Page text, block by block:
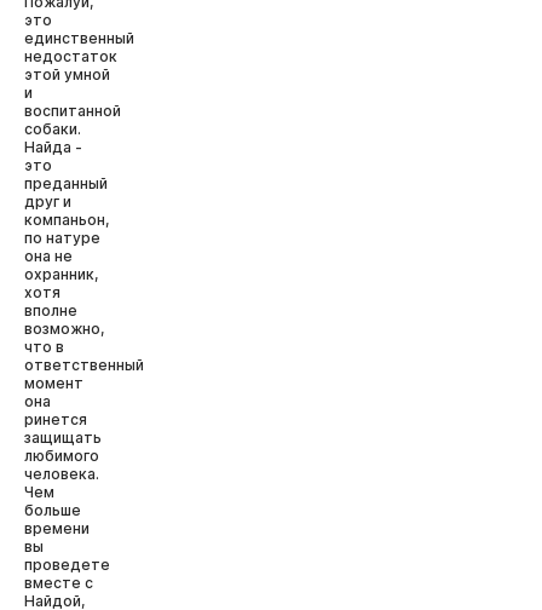
это
единственный
недостаток
этой умной
и
воспитанной
собаки.
Найда -
это
преданный
друг и
компаньон,
по натуре
она не
охранник,
хотя
вполне
возможно,
что в
ответственный
момент
она
ринется
защищать
любимого
человека.
Чем
больше
времени
вы
проведете
вместе с
Найдой,